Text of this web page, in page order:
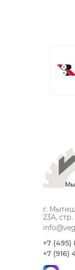
г.
23А,
+7 (495)
+7 (916)